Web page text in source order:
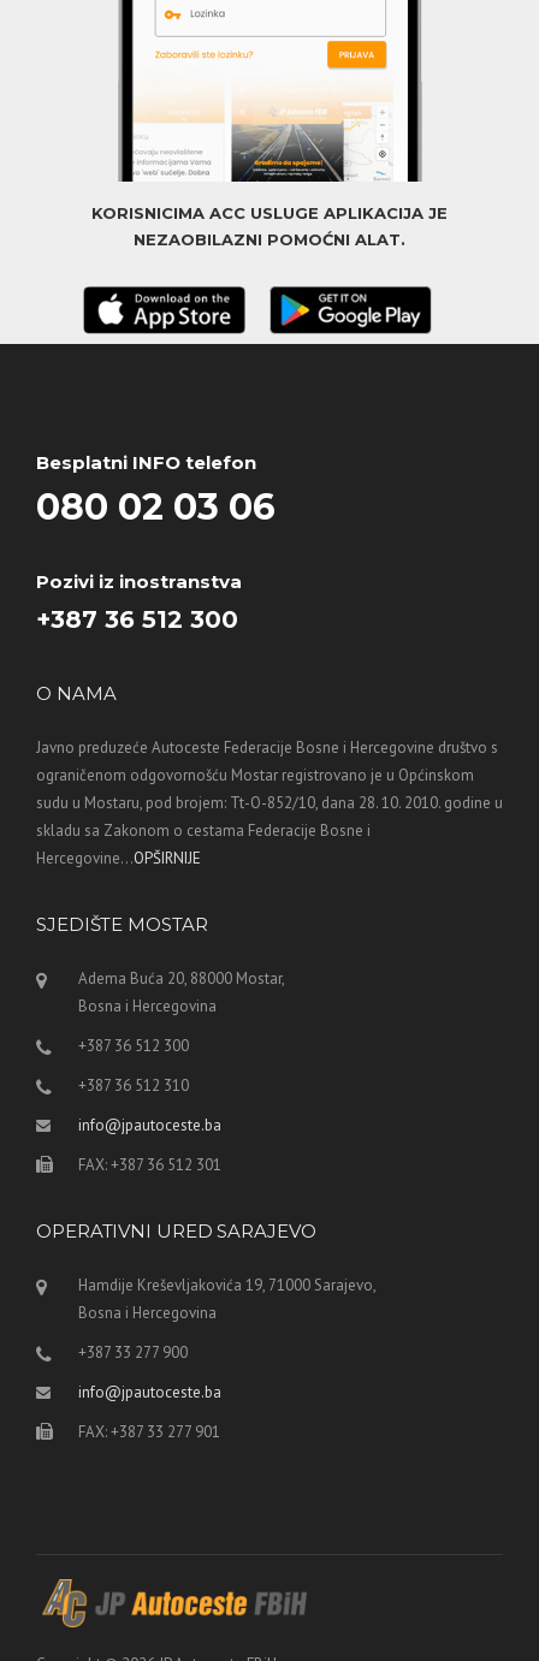
KORISNICIMA ACC USLUGE APLIKACIJA JE
NEZAOBILAZNI POMOĆNI ALAT.
Besplatni INFO telefon
080 02 03 06
Pozivi iz inostranstva
+387 36 512 300
O NAMA
Javno preduzeće Autoceste Federacije Bosne i Hercegovine društvo s
ograničenom odgovornošću Mostar registrovano je u Općinskom
sudu u Mostaru, pod brojem: Tt-O-852/10, dana 28. 10. 2010. godine u
skladu sa Zakonom o cestama Federacije Bosne i
Hercegovine...OPŠIRNIJE
SJEDIŠTE MOSTAR
Adema Buća 20, 88000 Mostar,
Bosna i Hercegovina
+387 36 512 300
+387 36 512 310
info@jpautoceste.ba
FAX: +387 36 512 301
OPERATIVNI URED SARAJEVO
Hamdije Kreševljakovića 19, 71000 Sarajevo,
Bosna i Hercegovina
+387 33 277 900
info@jpautoceste.ba
FAX: +387 33 277 901